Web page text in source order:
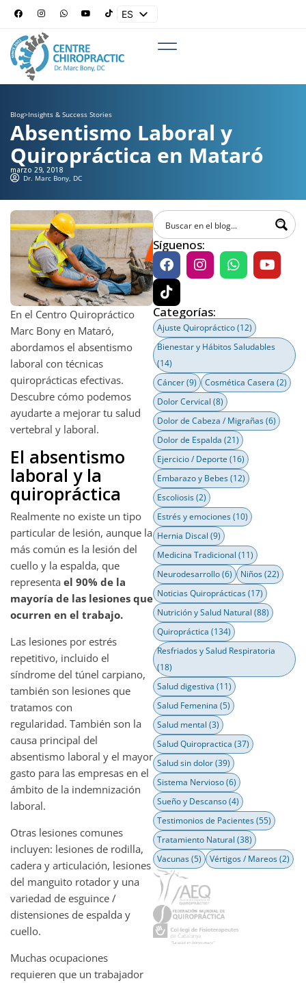
ES
Blog>Insights & Success Stories
Absentismo Laboral y
Quiropráctica en Mataró
marzo 29, 2018
Dr. Marc Bony, DC
En el Centro Quiropráctico
Marc Bony en Mataró,
abordamos el absentismo
laboral con técnicas
quiroprácticas efectivas.
Descubre cómo podemos
ayudarte a mejorar tu salud
vertebral y laboral.
El absentismo
laboral y la
quiropráctica
Realmente no existe un tipo
particular de lesión, aunque la
más común es la lesión del
cuello y la espalda, que
representa el 90% de la
mayoría de las lesiones que
ocurren en el trabajo.
Las lesiones por estrés
repetitivo, incluido el
síndrome del túnel carpiano,
también son lesiones que
tratamos con
regularidad. También son la
causa principal del
absentismo laboral y el mayor
gasto para las empresas en el
ámbito de la indemnización
laboral.
Otras lesiones comunes
incluyen: lesiones de rodilla,
cadera y articulación, lesiones
del manguito rotador y una
variedad de esguince /
distensiones de espalda y
cuello.
Muchas ocupaciones
requieren que un trabajador
Síguenos:
Categorías:
Ajuste Quiropráctico(12)
Bienestar y Hábitos Saludables
(14)
Cáncer(9) Cosmética Casera (2)
Dolor Cervical (8)
Dolor de Cabeza / Migrañas(6)
Dolor de Espalda (21)
Ejercicio / Deporte (16)
Embarazo y Bebes(12)
Escoliosis(2)
Estrés y emociones(10)
Hernia Discal (9)
Medicina Tradicional (11)
Neurodesarrollo(6) Niños(22)
Noticias Quiroprácticas(17)
Nutrición y Salud Natural (88)
Quiropráctica (134)
Resfriados y Salud Respiratoria
(18)
Salud digestiva (11)
Salud Femenina (5)
Salud mental (3)
Salud Quiropractica (37)
Salud sin dolor(39)
Sistema Nervioso(6)
Sueño y Descanso(4)
Testimonios de Pacientes(55)
Tratamiento Natural (38)
Vacunas(5) Vértigos / Mareos(2)